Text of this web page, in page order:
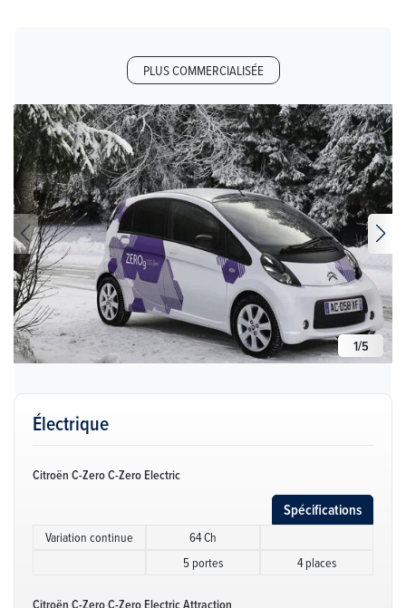
PLUS COMMERCIALISÉE
1/5
Électrique
Citroën C-Zero C-Zero Electric
Spécifications
Variation continue
64 Ch
5 portes
4 places
Citroën C-Zero C-Zero Electric Attraction